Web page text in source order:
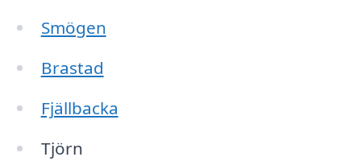
Smögen
Brastad
Fjällbacka
Tjörn